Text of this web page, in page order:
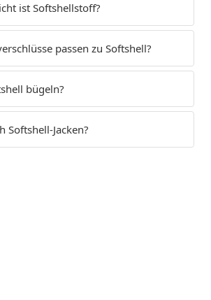
ist Softshellstoff?
passen zu Softshell?
bügeln?
Softshell-Jacken?